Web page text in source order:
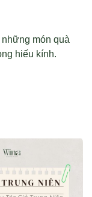
món quà
hiếu kính.